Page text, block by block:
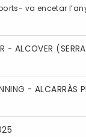
va encetar
- ALCOVER
- ALCARRÀS